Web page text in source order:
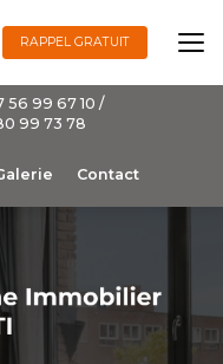
56 99 67 10 /
99 73 78
Contact
RAPPEL GRATUIT